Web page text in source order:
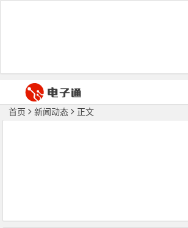
首页 新闻动态 正文